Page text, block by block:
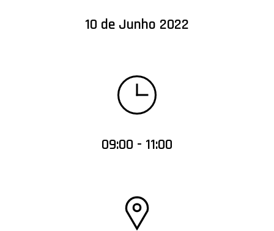
10 de Junho 2022
09:00 - 11:00